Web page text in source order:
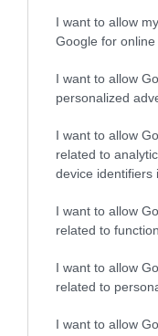
I want to allow
Google for
I want to allow
personalized
I want to allow
related to
device identifiers
I want to allow
related to
I want to allow
related to
I want to allow
4 h 51 min
This Simple